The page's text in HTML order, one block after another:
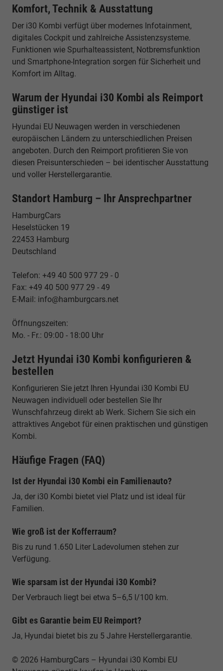
Komfort, Technik & Ausstattung
Der i30 Kombi verfügt über modernes Infotainment,
digitales Cockpit und zahlreiche Assistenzsysteme.
Funktionen wie Spurhalteassistent, Notbremsfunktion
und Smartphone-Integration sorgen für Sicherheit und
Komfort im Alltag.
Warum der Hyundai i30 Kombi als Reimport
günstiger ist
Hyundai EU Neuwagen werden in verschiedenen
europäischen Ländern zu unterschiedlichen Preisen
angeboten. Durch den Reimport profitieren Sie von
diesen Preisunterschieden – bei identischer Ausstattung
und voller Herstellergarantie.
Standort Hamburg – Ihr Ansprechpartner
HamburgCars
Heselstücken 19
22453 Hamburg
Deutschland
Telefon: +49 40 500 977 29 - 0
Fax: +49 40 500 977 29 - 49
E-Mail: info@hamburgcars.net
Öffnungszeiten:
Mo. - Fr.: 09:00 - 18:00 Uhr
Jetzt Hyundai i30 Kombi konfigurieren &
bestellen
Konfigurieren Sie jetzt Ihren Hyundai i30 Kombi EU
Neuwagen individuell oder bestellen Sie Ihr
Wunschfahrzeug direkt ab Werk. Sichern Sie sich ein
attraktives Angebot für einen praktischen und günstigen
Kombi.
Häufige Fragen (FAQ)
Ist der Hyundai i30 Kombi ein Familienauto?
Ja, der i30 Kombi bietet viel Platz und ist ideal für
Familien.
Wie groß ist der Kofferraum?
Bis zu rund 1.650 Liter Ladevolumen stehen zur
Verfügung.
Wie sparsam ist der Hyundai i30 Kombi?
Der Verbrauch liegt bei etwa 5–6,5 l/100 km.
Gibt es Garantie beim EU Reimport?
Ja, Hyundai bietet bis zu 5 Jahre Herstellergarantie.
© 2026 HamburgCars – Hyundai i30 Kombi EU